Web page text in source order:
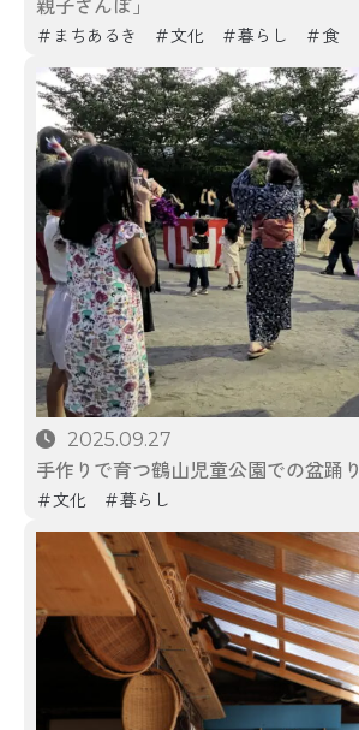
まちあるき 文化 暮らし 食
2025.09.27
手作りで育つ鶴山児童公園での盆踊り
文化 暮らし